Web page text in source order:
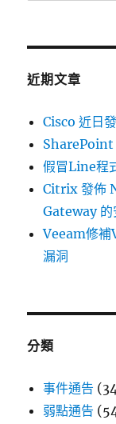
鍵
近期文章
Cisco 近日
SharePoint
假冒Line程
Citrix 發佈
Gateway 的
Veeam修
漏洞
分類
事件通告
弱點通告